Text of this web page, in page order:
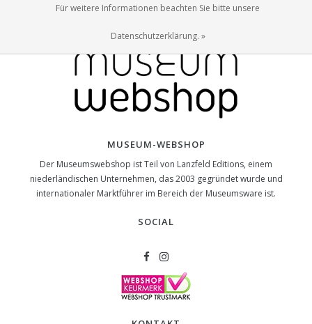
MUSEUM-WEBSHOP
Der Museumswebshop ist Teil von Lanzfeld Editions, einem
niederländischen Unternehmen, das 2003 gegründet wurde und
internationaler Marktführer im Bereich der Museumsware ist.
SOCIAL
Für weitere Informationen beachten Sie bitte unsere
Datenschutzerklärung. »